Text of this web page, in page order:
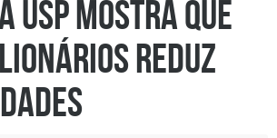
USP mostra que
reduz